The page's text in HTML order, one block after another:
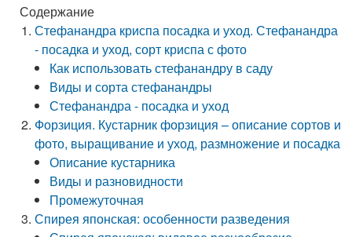
Содержание
Стефанандра криспа посадка и уход. Стефанандра
- посадка и уход, сорт криспа с фото
Как использовать стефанандру в саду
Виды и сорта стефанандры
Стефанандра - посадка и уход
Форзиция. Кустарник форзиция – описание сортов и
фото, выращивание и уход, размножение и посадка
Описание кустарника
Виды и разновидности
Промежуточная
Спирея японская: особенности разведения